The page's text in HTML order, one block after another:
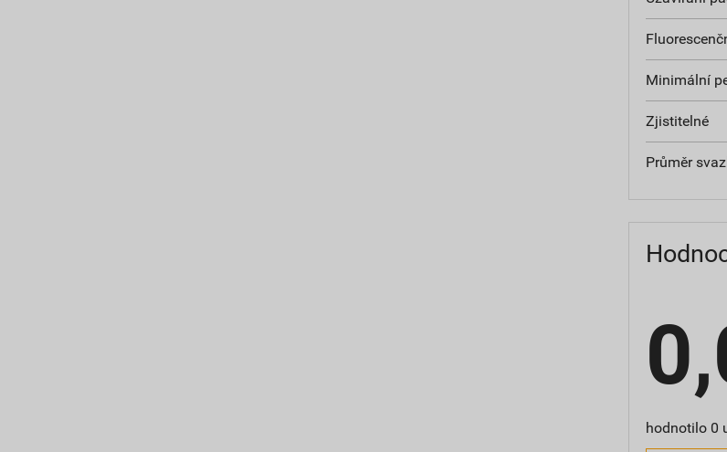
Minimální
Zjistitelné
Průměr
hodnotilo 0